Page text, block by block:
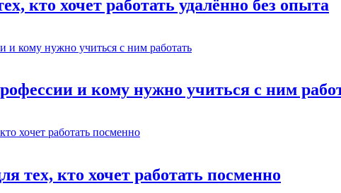
кто хочет работать удалённо без опыта
и кому нужно учиться с ним
тех, кто хочет работать посменно